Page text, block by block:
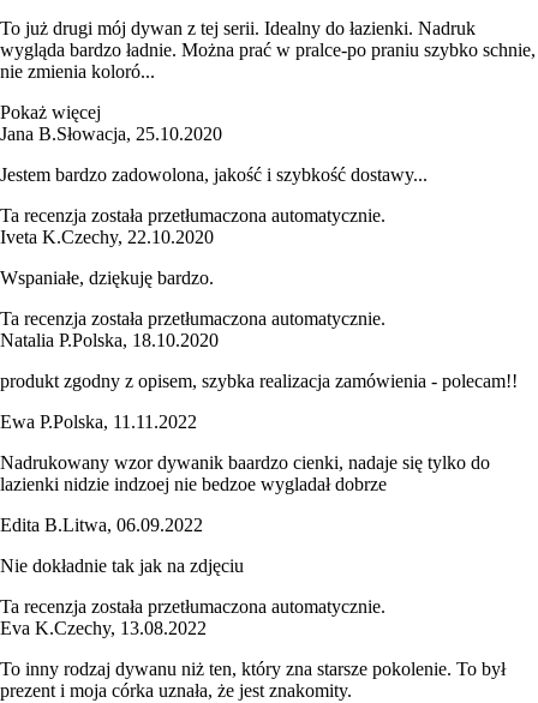
To już drugi mój dywan z tej serii. Idealny do łazienki. Nadruk
wygląda bardzo ładnie. Można prać w pralce-po praniu szybko schnie,
nie zmienia koloró...
Pokaż więcej
Jana B.Słowacja, 25.10.2020
Jestem bardzo zadowolona, jakość i szybkość dostawy...
Ta recenzja została przetłumaczona automatycznie.
Iveta K.Czechy, 22.10.2020
Wspaniałe, dziękuję bardzo.
Ta recenzja została przetłumaczona automatycznie.
Natalia P.Polska, 18.10.2020
produkt zgodny z opisem, szybka realizacja zamówienia - polecam!!
Ewa P.Polska, 11.11.2022
Nadrukowany wzor dywanik baardzo cienki, nadaje się tylko do
lazienki nidzie indzoej nie bedzoe wygladał dobrze
Edita B.Litwa, 06.09.2022
Nie dokładnie tak jak na zdjęciu
Ta recenzja została przetłumaczona automatycznie.
Eva K.Czechy, 13.08.2022
To inny rodzaj dywanu niż ten, który zna starsze pokolenie. To był
prezent i moja córka uznała, że jest znakomity.